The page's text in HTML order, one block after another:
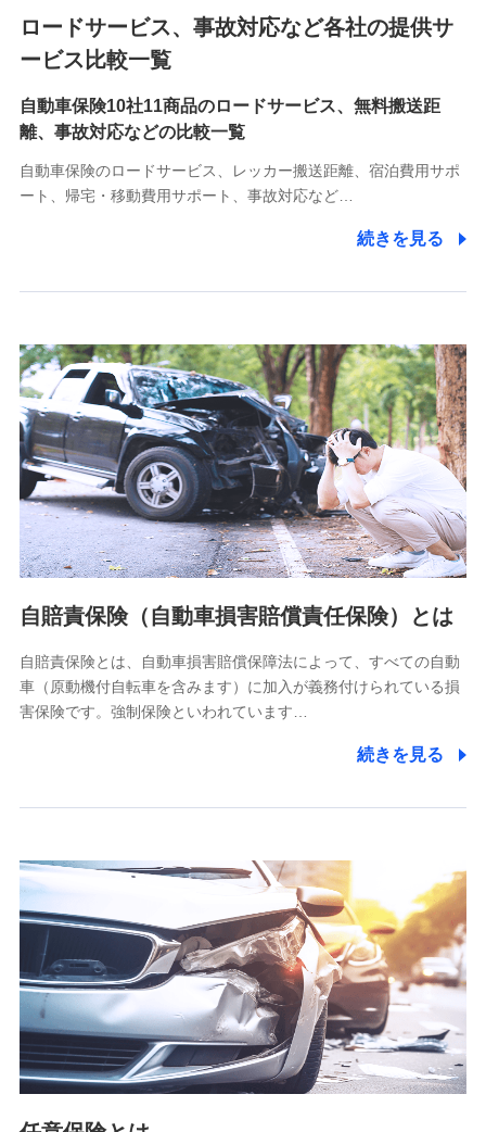
9.お問い合わせ情報
各種お問い合わせに対応するため
10.受託業務の 個人情報
受託業務の遂行およびこれらに準ずる業務の遂行のため
11.マイカー通勤管理クラウド並びに法人向けASPサー
をお送りするため
分析するため
当社の対応品質向上やお問い合わせ内容の正確な把握のため
個人情報保護管理者の職名、連絡先
株式会社ドコモ・インシュアランス 営業部長
〒103-0013 東京都中央区日本橋人形町2-14-10 アーバン
ネット日本橋ビル 3F
株式会社ドコモ・インシュアランス
個人情報の第三者提供について
除き、第三者に提供いたしません。
業務の委託
当社は利用目的の達成に必要な範囲内において個人情報の取
【共同して利用される利用データの項目】
当社又は株式会社NTTドコモがサービス提供等を通じて取得
した、以下の情報などの個人データ
基本情報
氏名、電話番号、メールアドレス、お客さまの識別子、
属性、連絡先、dポイントサービスのご利用に関する情
報。例として、dポイントカード番号、性別、年齢、家族
構成、住所、dポイント残高、dポイント利用履歴などが
含まれます。
ロードサービス、事故対応など各社の提供サ
ービス比較一覧
自動車保険10社11商品のロードサービス、無料搬送距
離、事故対応などの比較一覧
自動車保険のロードサービス、レッカー搬送距離、宿泊費用サポ
ート、帰宅・移動費用サポート、事故対応など…
続きを見る
自賠責保険（自動車損害賠償責任保険）とは
自賠責保険とは、自動車損害賠償保障法によって、すべての自動
車（原動機付自転車を含みます）に加入が義務付けられている損
害保険です。強制保険といわれています…
続きを見る